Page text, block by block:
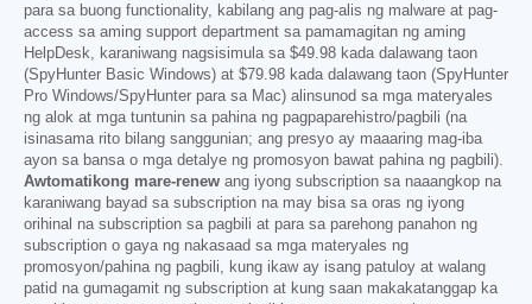
para sa buong functionality, kabilang ang pag-alis ng malware at pag-
access sa aming support department sa pamamagitan ng aming
HelpDesk, karaniwang nagsisimula sa $49.98 kada dalawang taon
(SpyHunter Basic Windows) at $79.98 kada dalawang taon (SpyHunter
Pro Windows/SpyHunter para sa Mac) alinsunod sa mga materyales
ng alok at mga tuntunin sa pahina ng pagpaparehistro/pagbili (na
isinasama rito bilang sanggunian; ang presyo ay maaaring mag-iba
ayon sa bansa o mga detalye ng promosyon bawat pahina ng pagbili).
Awtomatikong mare-renew ang iyong subscription sa naaangkop na
karaniwang bayad sa subscription na may bisa sa oras ng iyong
orihinal na subscription sa pagbili at para sa parehong panahon ng
subscription o gaya ng nakasaad sa mga materyales ng
promosyon/pahina ng pagbili, kung ikaw ay isang patuloy at walang
patid na gumagamit ng subscription at kung saan makakatanggap ka